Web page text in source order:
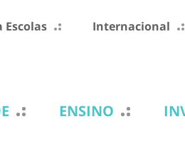
Escolas Internacional
ENSINO